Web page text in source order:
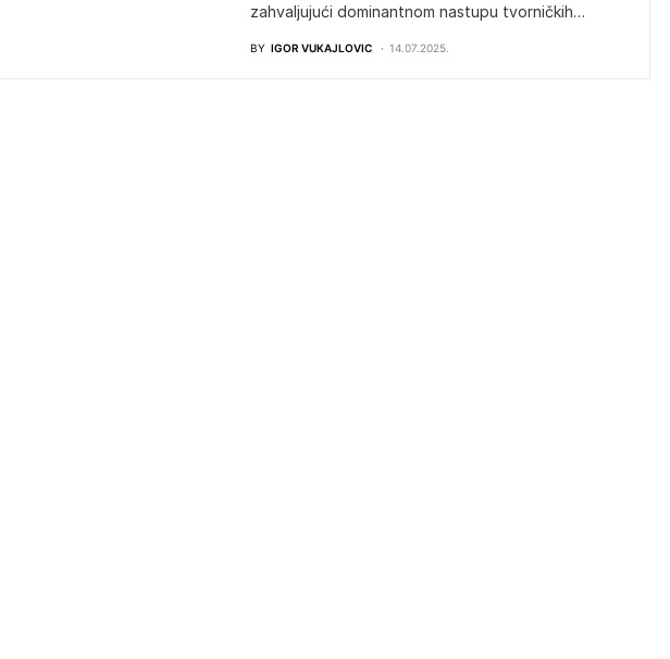
zahvaljujući dominantnom nastupu tvorničkih…
BY IGOR VUKAJLOVIC 14.07.2025.